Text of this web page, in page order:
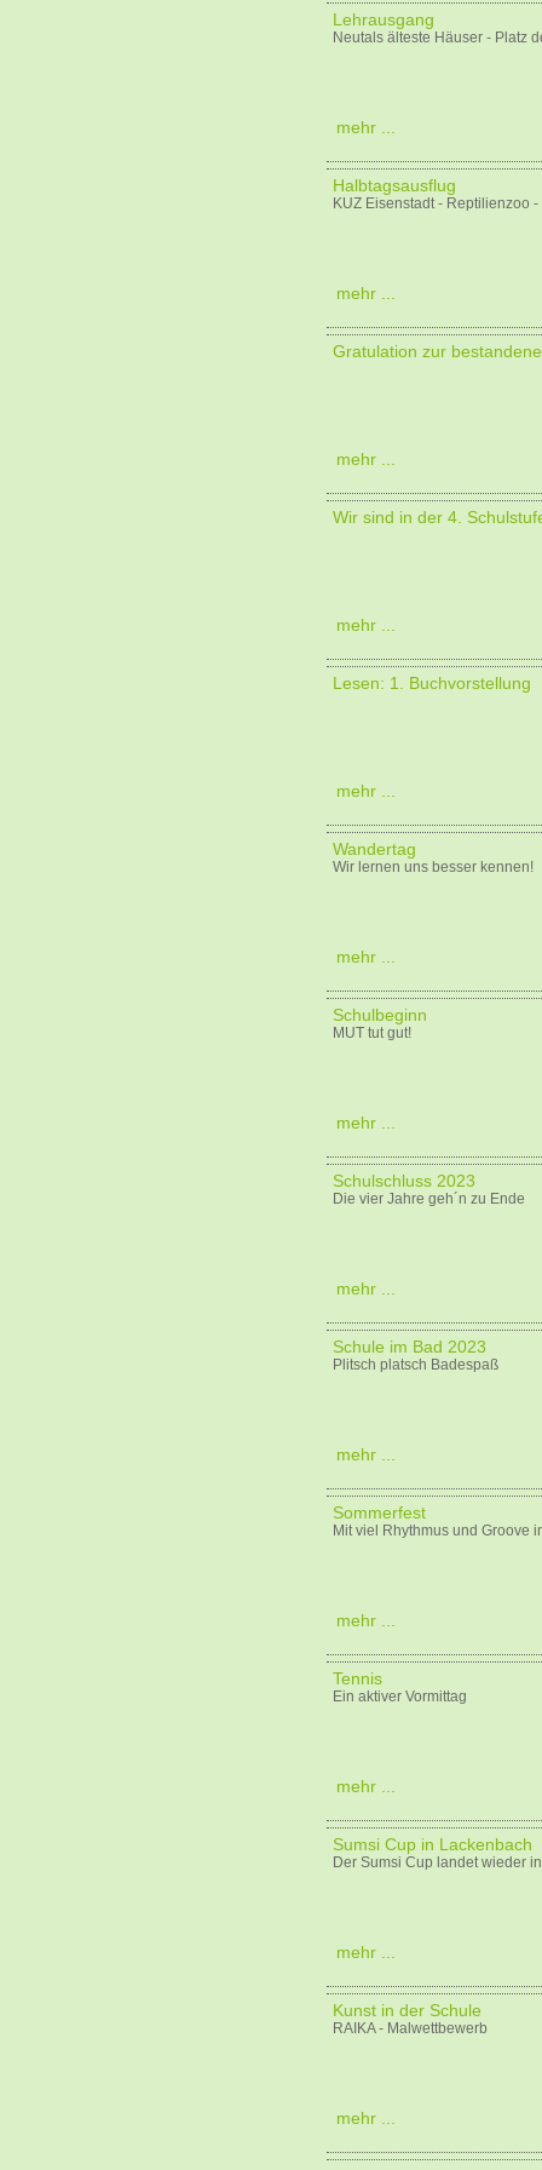
Lehrausgang
Neutals älteste Häuser - Platz
mehr ...
Halbtagsausflug
KUZ Eisenstadt - Reptilienzoo
mehr ...
Gratulation zur
mehr ...
Wir sind in der 4.
mehr ...
Lesen: 1. Buchvorstellung
mehr ...
Wandertag
Wir lernen uns besser kennen!
mehr ...
Schulbeginn
MUT tut gut!
mehr ...
Schulschluss 2023
Die vier Jahre geh´n zu Ende
mehr ...
Schule im Bad 2023
Plitsch platsch Badespaß
mehr ...
Sommerfest
Mit viel Rhythmus und Groove
mehr ...
Tennis
Ein aktiver Vormittag
mehr ...
Sumsi Cup in Lackenbach
Der Sumsi Cup landet wieder
mehr ...
Kunst in der Schule
RAIKA - Malwettbewerb
mehr ...